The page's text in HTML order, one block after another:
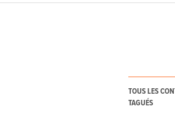
TOUS LES
TAGUÉS